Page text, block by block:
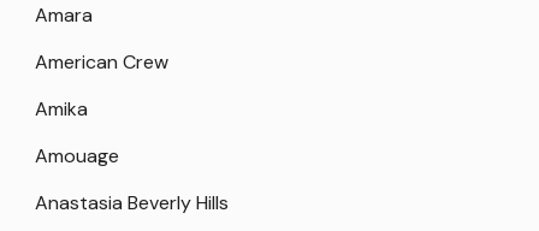
Amara
American Crew
Amika
Amouage
Anastasia Beverly Hills